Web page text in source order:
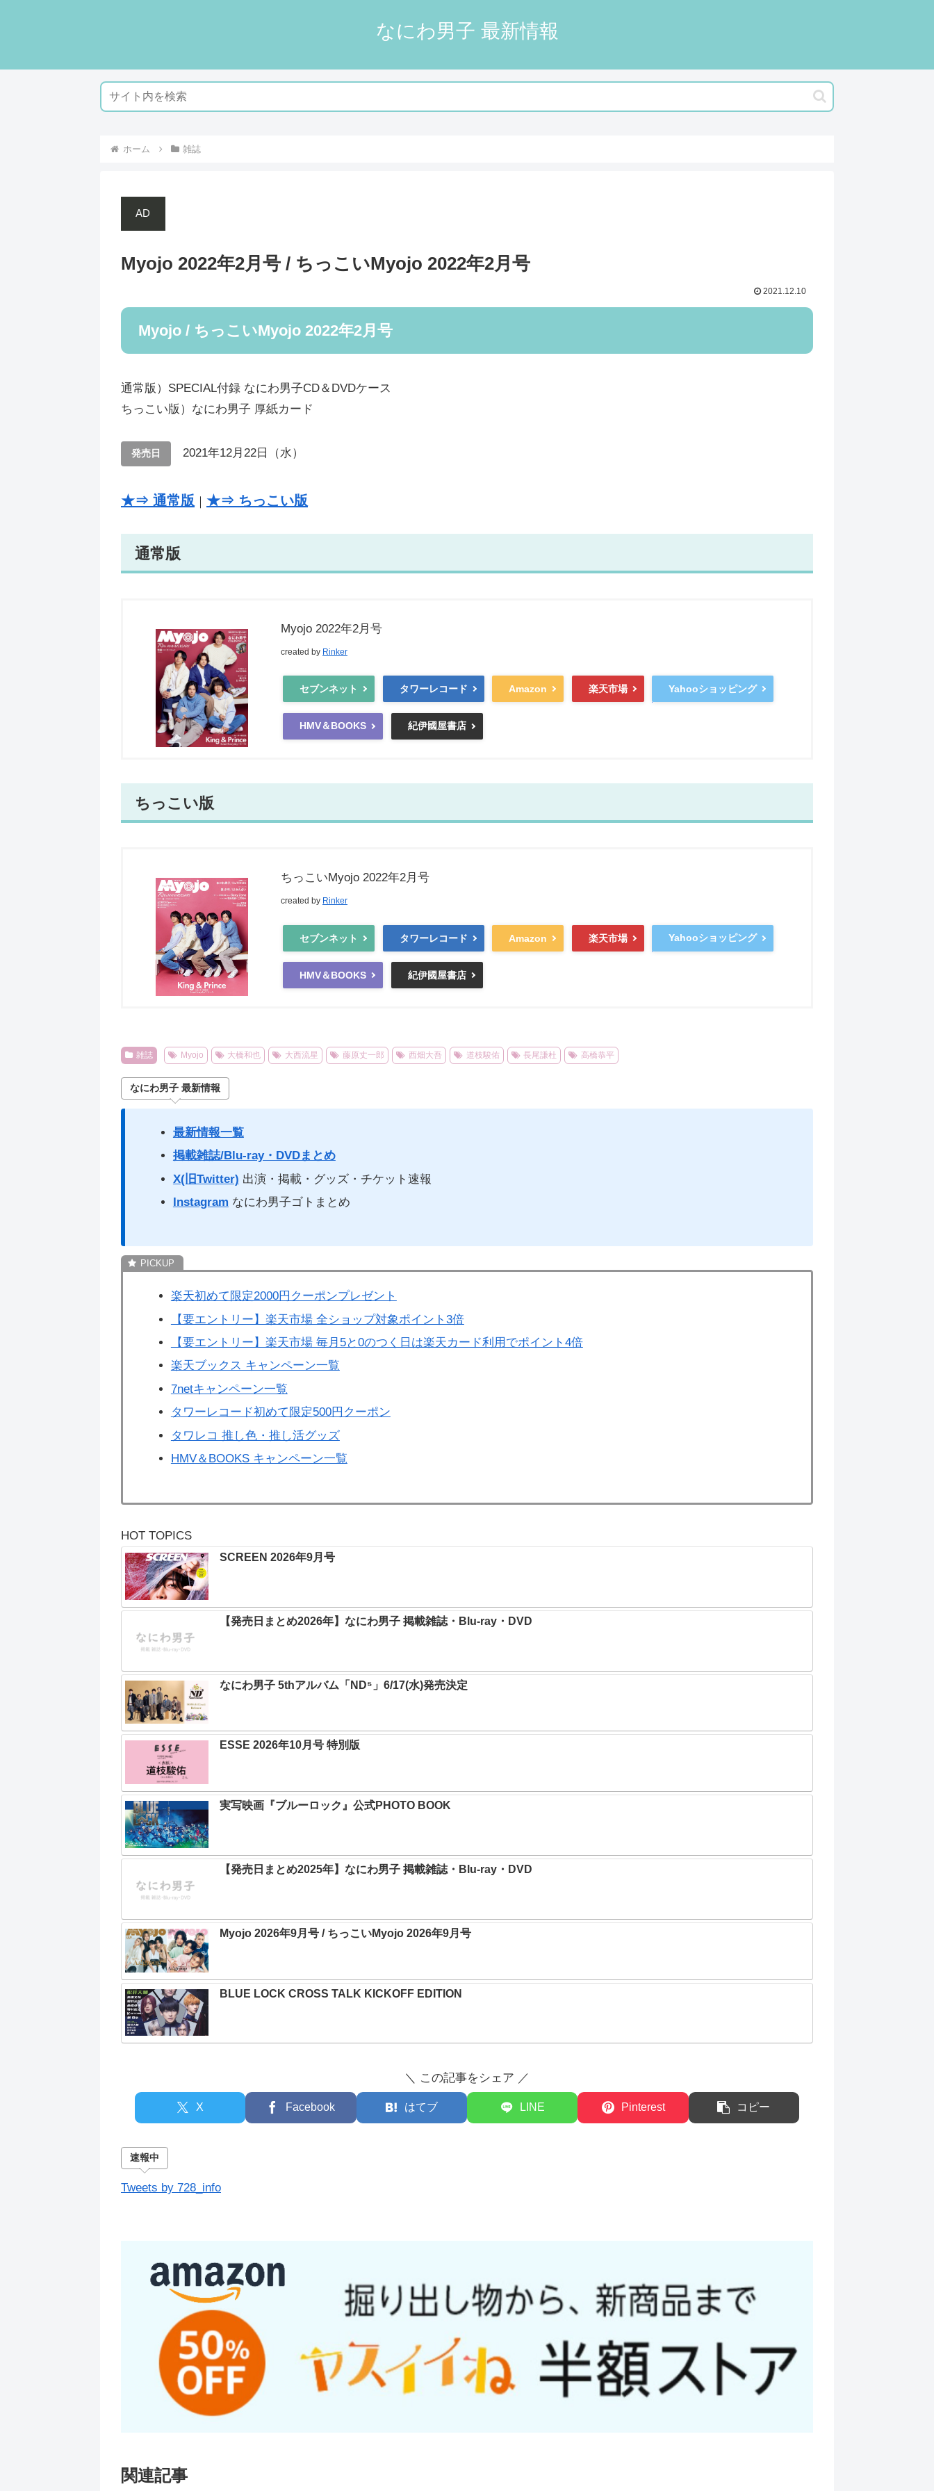
なにわ男子 最新情報
ホーム 雑誌
AD
Myojo 2022年2月号 / ちっこいMyojo 2022年2月号
2021.12.10
Myojo / ちっこいMyojo 2022年2月号
通常版）SPECIAL付録 なにわ男子CD＆DVDケース
ちっこい版）なにわ男子 厚紙カード
発売日 2021年12月22日（水）
★⇒ 通常版 ｜ ★⇒ ちっこい版
通常版
Myojo 2022年2月号
created by Rinker
セブンネット タワーレコード Amazon 楽天市場 Yahooショッピング
HMV＆BOOKS 紀伊國屋書店
ちっこい版
ちっこいMyojo 2022年2月号
created by Rinker
セブンネット タワーレコード Amazon 楽天市場 Yahooショッピング
HMV＆BOOKS 紀伊國屋書店
雑誌 Myojo 大橋和也 大西流星 藤原丈一郎 西畑大吾 道枝駿佑 長尾謙杜 高橋恭平
なにわ男子 最新情報
最新情報一覧
掲載雑誌/Blu-ray・DVDまとめ
X(旧Twitter) 出演・掲載・グッズ・チケット速報
Instagram なにわ男子ゴトまとめ
楽天初めて限定2000円クーポンプレゼント
【要エントリー】楽天市場 全ショップ対象ポイント3倍
【要エントリー】楽天市場 毎月5と0のつく日は楽天カード利用でポイント4倍
楽天ブックス キャンペーン一覧
7netキャンペーン一覧
タワーレコード初めて限定500円クーポン
タワレコ 推し色・推し活グッズ
HMV＆BOOKS キャンペーン一覧
HOT TOPICS
SCREEN 2026年9月号
【発売日まとめ2026年】なにわ男子 掲載雑誌・Blu-ray・DVD
なにわ男子 5thアルバム「ND⁵」6/17(水)発売決定
ESSE 2026年10月号 特別版
実写映画『ブルーロック』公式PHOTO BOOK
【発売日まとめ2025年】なにわ男子 掲載雑誌・Blu-ray・DVD
Myojo 2026年9月号 / ちっこいMyojo 2026年9月号
BLUE LOCK CROSS TALK KICKOFF EDITION
＼ この記事をシェア ／
X Facebook はてブ LINE Pinterest コピー
速報中
Tweets by 728_info
関連記事